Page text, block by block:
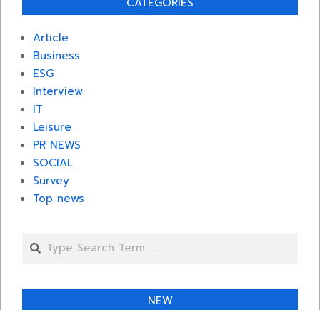
Article
Business
ESG
Interview
IT
Leisure
PR NEWS
SOCIAL
Survey
Top news
Search
NEW